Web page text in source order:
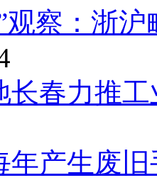
观察：浙
长春力推
年产生废